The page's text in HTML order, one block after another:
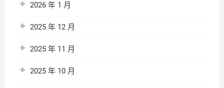
2026 年 1 月
2025 年 12 月
2025 年 11 月
2025 年 10 月